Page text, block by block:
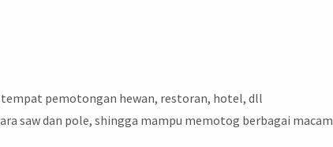
pemotongan hewan, restoran, hotel, dll
saw dan pole, shingga mampu memotog berbagai macam